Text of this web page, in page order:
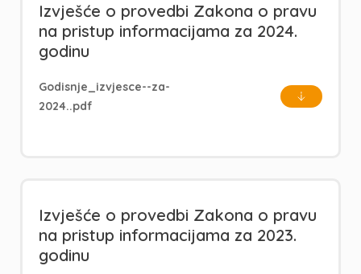
Izvješće o provedbi Zakona o pravu
na pristup informacijama za 2024.
godinu
Godisnje_izvjesce--za-
2024..pdf
Izvješće o provedbi Zakona o pravu
na pristup informacijama za 2023.
godinu